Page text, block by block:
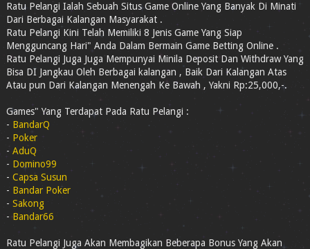
Ratu Pelangi Ialah Sebuah Situs Game Online Yang Banyak Di Minati
Dari Berbagai Kalangan Masyarakat .
Ratu Pelangi Kini Telah Memiliki 8 Jenis Game Yang Siap
Mengguncang Hari" Anda Dalam Bermain Game Betting Online .
Ratu Pelangi Juga Juga Mempunyai Minila Deposit Dan Withdraw Yang
Bisa DI Jangkau Oleh Berbagai kalangan , Baik Dari Kalangan Atas
Atau pun Dari Kalangan Menengah Ke Bawah , Yakni Rp:25,000,-.
Games" Yang Terdapat Pada Ratu Pelangi :
- BandarQ
- Poker
- AduQ
- Domino99
- Capsa Susun
- Bandar Poker
- Sakong
-Bandar66
Ratu Pelangi Juga Akan Membagikan Beberapa Bonus Yang Akan